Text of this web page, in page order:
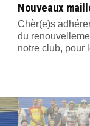
Nouveaux
Chèr(e)s
du
notre club, pour